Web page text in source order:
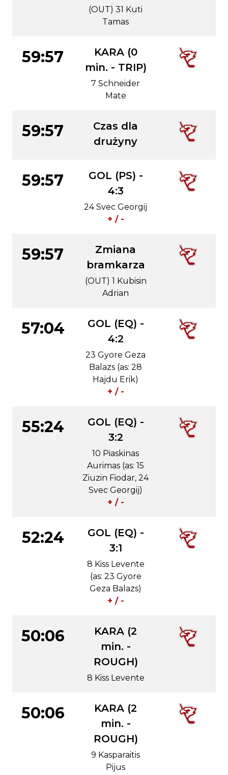
(OUT) 31 Kuti
Tamas
59:57
KARA (0
min. - TRIP)
7 Schneider
Mate
59:57
Czas dla
drużyny
59:57
GOL (PS) -
4:3
24 Svec Georgij
+ / -
59:57
Zmiana
bramkarza
(OUT) 1 Kubisin
Adrian
57:04
GOL (EQ) -
4:2
23 Gyore Geza
Balazs (as: 28
Hajdu Erik)
+ / -
55:24
GOL (EQ) -
3:2
10 Piaskinas
Aurimas (as: 15
Ziuzin Fiodar, 24
Svec Georgij)
+ / -
52:24
GOL (EQ) -
3:1
8 Kiss Levente
(as: 23 Gyore
Geza Balazs)
+ / -
50:06
KARA (2
min. -
ROUGH)
8 Kiss Levente
50:06
KARA (2
min. -
ROUGH)
9 Kasparaitis
Pijus